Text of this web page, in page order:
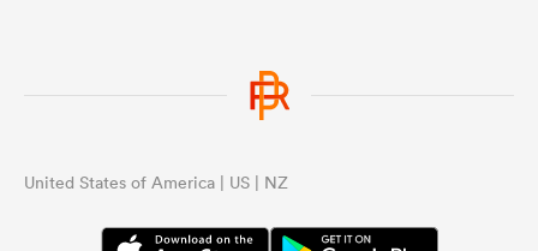
United States of America | US | NZ